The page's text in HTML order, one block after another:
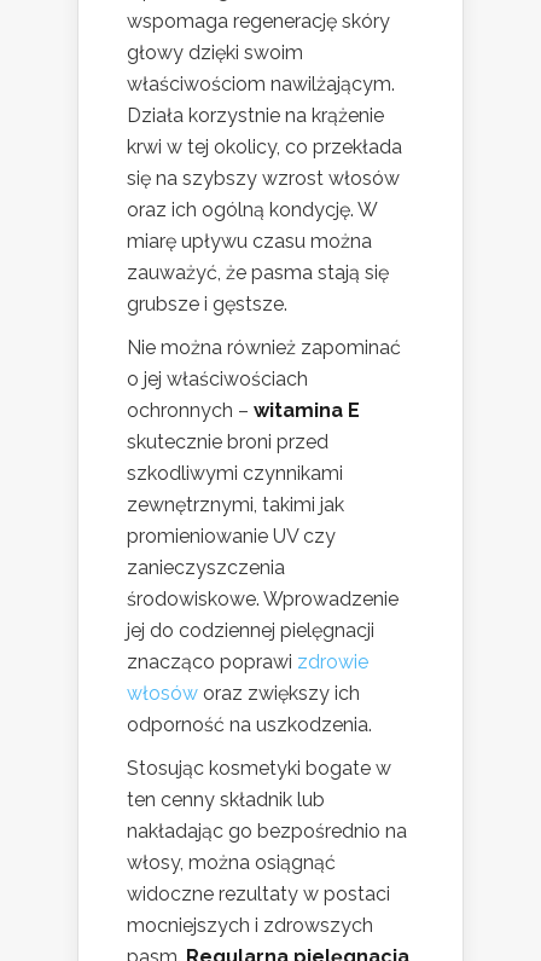
wspomaga regenerację skóry
głowy dzięki swoim
właściwościom nawilżającym.
Działa korzystnie na krążenie
krwi w tej okolicy, co przekłada
się na szybszy wzrost włosów
oraz ich ogólną kondycję. W
miarę upływu czasu można
zauważyć, że pasma stają się
grubsze i gęstsze.
Nie można również zapominać
o jej właściwościach
ochronnych – witamina E
skutecznie broni przed
szkodliwymi czynnikami
zewnętrznymi, takimi jak
promieniowanie UV czy
zanieczyszczenia
środowiskowe. Wprowadzenie
jej do codziennej pielęgnacji
znacząco poprawi zdrowie
włosów oraz zwiększy ich
odporność na uszkodzenia.
Stosując kosmetyki bogate w
ten cenny składnik lub
nakładając go bezpośrednio na
włosy, można osiągnąć
widoczne rezultaty w postaci
mocniejszych i zdrowszych
pasm. Regularna pielęgnacja